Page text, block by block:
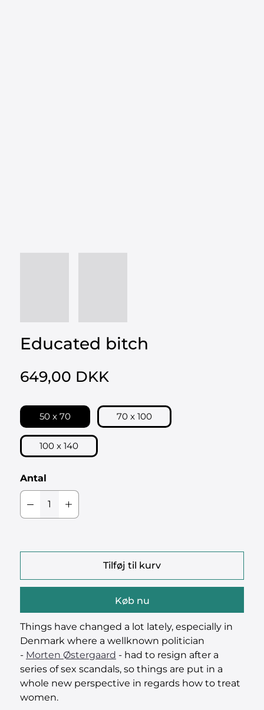
Educated bitch
649,00 DKK
50 x 70 70 x 100
100 x 140
Antal
Tilføj til kurv
Køb nu
Things have changed a lot lately, especially in
Denmark where a wellknown politician
- Morten Østergaard - had to resign after a
series of sex scandals, so things are put in a
whole new perspective in regards how to treat
women.